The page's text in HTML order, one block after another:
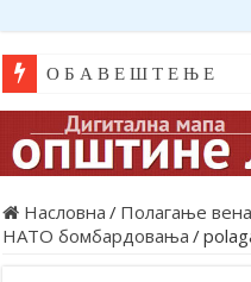
О Б А В Е Ш Т Е Њ Е
Насловна / Полагање
НАТО бомбардовања /